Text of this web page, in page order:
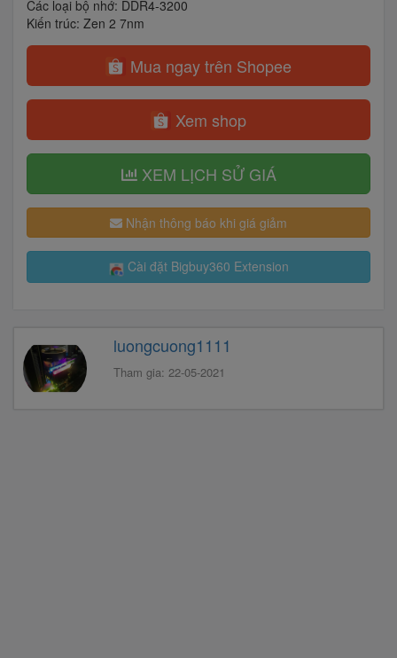
Các loại bộ nhớ: DDR4-3200
Kiến trúc: Zen 2 7nm
Mua ngay trên Shopee
Xem shop
XEM LỊCH SỬ GIÁ
Nhận thông báo khi giá giảm
Cài đặt Bigbuy360 Extension
luongcuong1111
Tham gia: 22-05-2021